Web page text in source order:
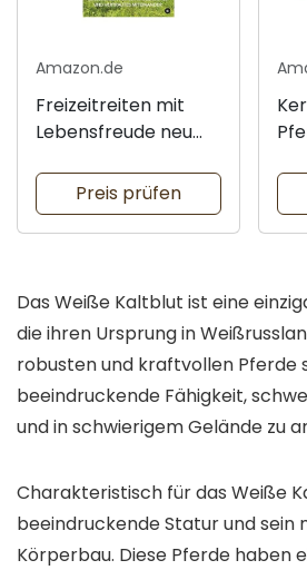
Amazon.de
Freizeitreiten mit
Lebensfreude neu
Preis prüfen
Das Weiße Kaltblut ist eine
die ihren Ursprung in
robusten und kraftvollen Pferde
beeindruckende Fähigkeit,
und in schwierigem Gelände zu
Charakteristisch für das Weiße
beeindruckende Statur und sein
Körperbau. Diese Pferde haben